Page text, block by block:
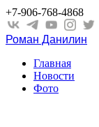
+7-906-768-4868
Роман Данилин
Главная
Новости
Фото